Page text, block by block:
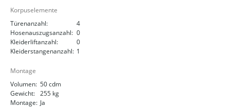
Korpuselemente
Türenanzahl:
4
Hosenauszugsanzahl: 0
Kleiderliftanzahl:
0
Kleiderstangenanzahl: 1
Montage
Volumen: 50 cdm
Gewicht: 255 kg
Montage: Ja